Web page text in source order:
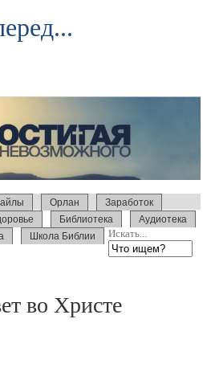
Орлан
Заработок
Библиотека
Аудиотека
Школа Библии Искать...
во Христе